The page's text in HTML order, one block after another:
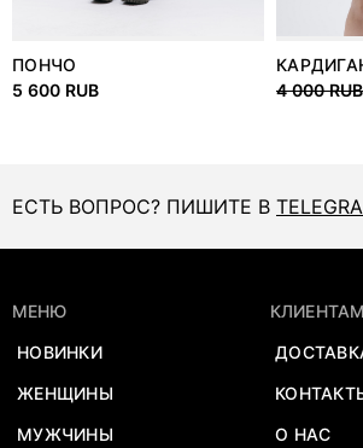
ПОНЧО
5 600 RUB
4 000 RUB
ЕСТЬ ВОПРОС? ПИШИТЕ В
МЕНЮ
НОВИНКИ
ЖЕНЩИНЫ
МУЖЧИНЫ
КЛИЕНТАМ
О НАС